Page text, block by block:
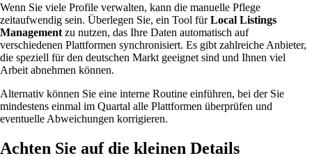
Wenn Sie viele Profile verwalten, kann die manuelle Pflege
zeitaufwendig sein. Überlegen Sie, ein Tool fürLocal Listings
Management zu nutzen, das Ihre Daten automatisch auf
verschiedenen Plattformen synchronisiert. Es gibt zahlreiche Anbieter,
die speziell für den deutschen Markt geeignet sind und Ihnen viel
Arbeit abnehmen können.
Alternativ können Sie eine interne Routine einführen, bei der Sie
mindestens einmal im Quartal alle Plattformen überprüfen und
eventuelle Abweichungen korrigieren.
Achten Sie auf die kleinen Details